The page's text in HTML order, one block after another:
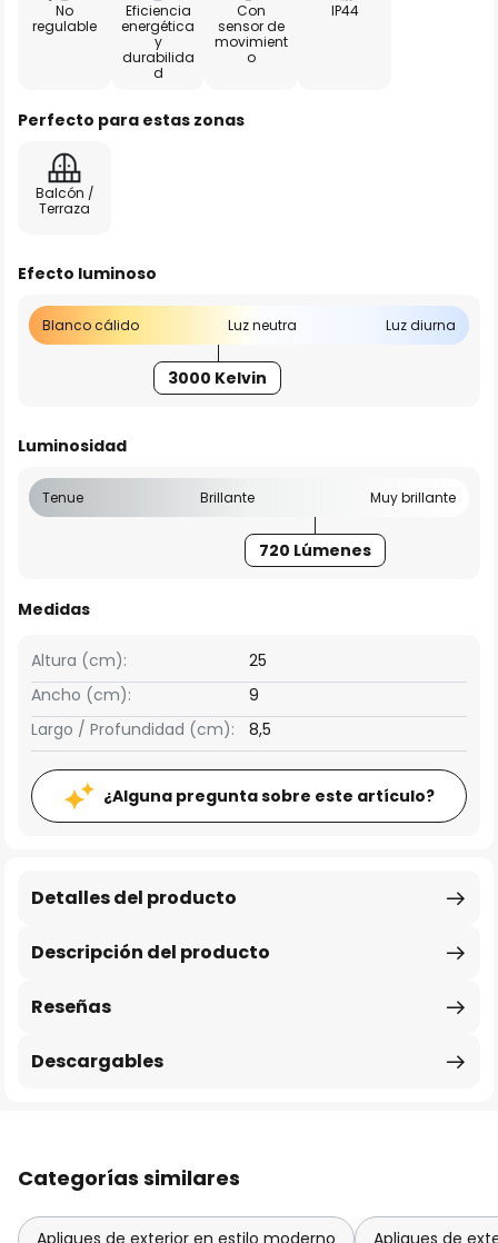
No
regulable
Eficiencia
energética
y
durabilida
d
Con
sensor de
movimient
o
IP44
Perfecto para estas zonas
Balcón /
Terraza
Efecto luminoso
Blanco cálido Luz neutra Luz diurna
3000 Kelvin
Luminosidad
Tenue Brillante Muy brillante
720 Lúmenes
Medidas
Ancho (cm): 9
Altura (cm): 25
Largo / Profundidad (cm): 8,5
¿Alguna pregunta sobre este artículo?
Descripción del producto
Detalles del producto
Reseñas
Descargables
Categorías similares
Apliques de exterior en estilo moderno Apliques de